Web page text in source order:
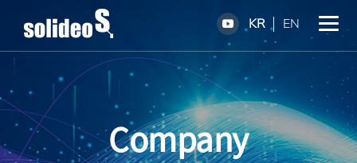
KR EN
Company